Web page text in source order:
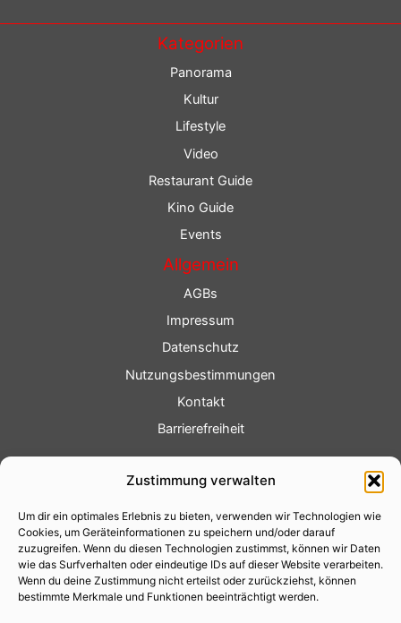
Zustimmung verwalten
Um dir ein optimales Erlebnis zu bieten, verwenden wir Technologien wie
Cookies, um Geräteinformationen zu speichern und/oder darauf
zuzugreifen. Wenn du diesen Technologien zustimmst, können wir Daten
wie das Surfverhalten oder eindeutige IDs auf dieser Website verarbeiten.
Wenn du deine Zustimmung nicht erteilst oder zurückziehst, können
bestimmte Merkmale und Funktionen beeinträchtigt werden.
Kategorien
Panorama
Kultur
Lifestyle
Video
Restaurant Guide
Kino Guide
Events
Allgemein
AGBs
Impressum
Datenschutz
Nutzungsbestimmungen
Kontakt
Barrierefreiheit
Fotoservice
Videoservice
Werbung
Contenterstellung
Lokalnachrichten